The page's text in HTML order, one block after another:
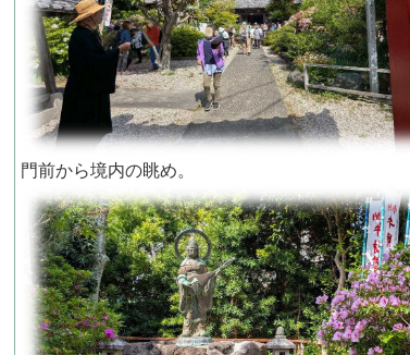
門前から境内の眺め。